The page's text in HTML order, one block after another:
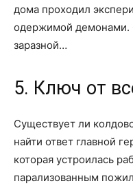
дома проходил
одержимой демонами.
заразной…
5. Ключ от
Существует ли
найти ответ главной
которая устроилась
парализованным